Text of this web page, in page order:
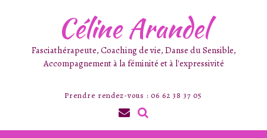
Céline Arandel
Fasciathérapeute, Coaching de vie, Danse du Sensible,
Accompagnement à la féminité et à l'expressivité
Prendre rendez-vous : 06 62 38 37 05